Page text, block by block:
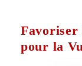
Favoriser
pour la